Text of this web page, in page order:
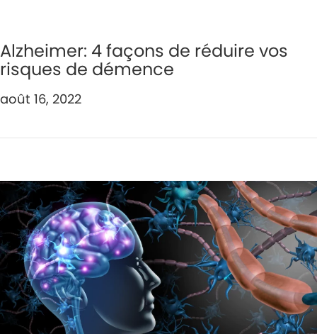
Alzheimer: 4 façons de réduire vos
risques de démence
août 16, 2022